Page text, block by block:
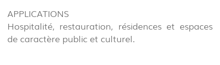
APPLICATIONS
Hospitalité, restauration, résidences et espaces
de caractère public et culturel.